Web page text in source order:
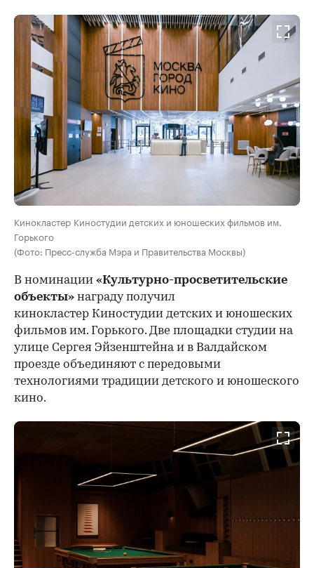
Кинокластер Киностудии детских и юношеских фильмов им.
Горького
(Фото: Пресс-служба Мэра и Правительства Москвы)
В номинации «Культурно-просветительские
объекты» награду получил
кинокластер Киностудии детских и юношеских
фильмов им. Горького. Две площадки студии на
улице Сергея Эйзенштейна и в Валдайском
проезде объединяют с передовыми
технологиями традиции детского и юношеского
кино.